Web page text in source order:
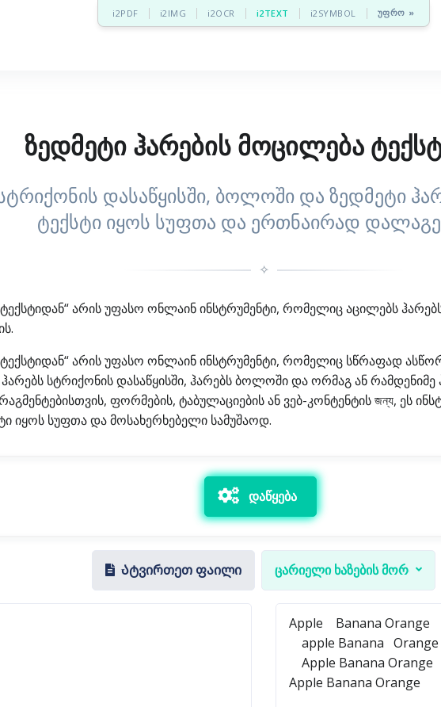
i2PDF i2IMG i2OCR i2TEXT i2SYMBOL უფრო »
ზედმეტი ჰარების მოცილება
დასაწყისში, ბოლოში და ზედმეტი
ტექსტი იყოს სუფთა და ერთნაირად
✧
არის უფასო ონლაინ ინსტრუმენტი, რომელიც აცილებს
არის უფასო ონლაინ ინსტრუმენტი, რომელიც სწრაფად
სტრიქონის დასაწყისში, ჰარებს ბოლოში და ორმაგ ან რამდენიმე
ფორმების, ტაბულაციების ან ვებ-კონტენტის জন্য, ეს
იყოს სუფთა და მოსახერხებელი სამუშაოდ.
დაწყება
Ატვირთეთ ფაილი ცარიელი ხაზების მორთვა